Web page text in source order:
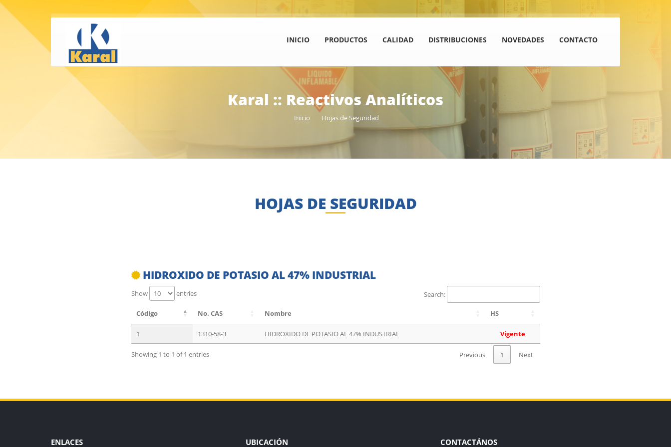
INICIO PRODUCTOS CALIDAD DISTRIBUCIONES NOVEDADES CONTACTO
Karal :: Reactivos Analíticos
Inicio Hojas de Seguridad
HOJAS DE SEGURIDAD
HIDROXIDO DE POTASIO AL 47% INDUSTRIAL
Show entries Search:
Código No. CAS Nombre HS
1 1310-58-3 HIDROXIDO DE POTASIO AL 47% INDUSTRIAL Vigente
Showing 1 to 1 of 1 entries Previous 1 Next
ENLACES UBICACIÓN CONTACTÁNOS